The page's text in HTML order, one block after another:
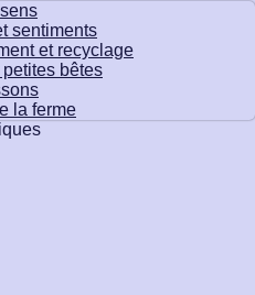
sentiments
et recyclage
bêtes
la ferme